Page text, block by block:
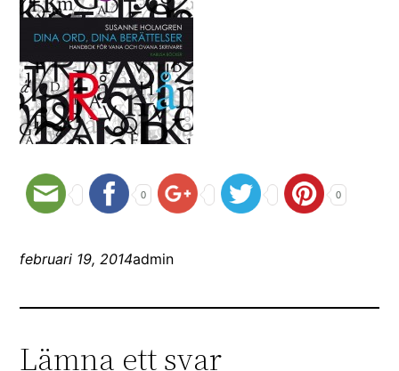
0 0
februari 19, 2014admin
Lämna ett svar